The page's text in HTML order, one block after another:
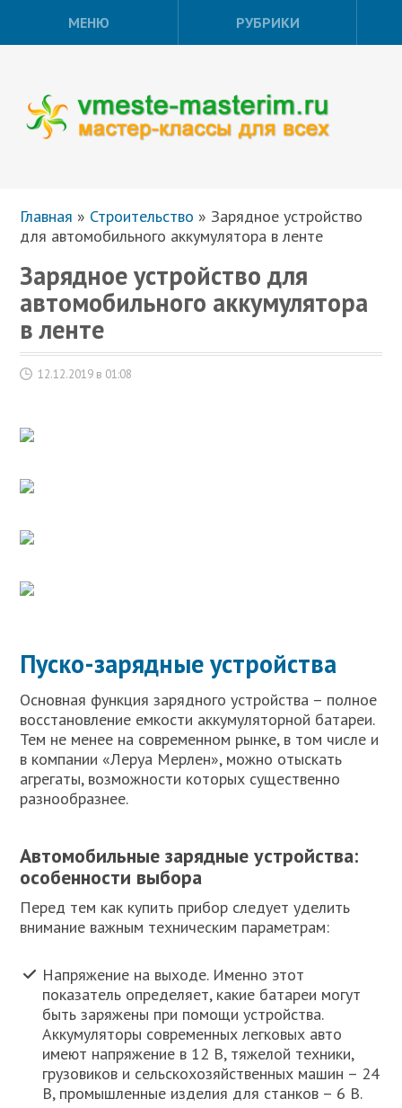
МЕНЮ РУБРИКИ
Главная » Строительство » Зарядное устройство
для автомобильного аккумулятора в ленте
Зарядное устройство для
автомобильного аккумулятора
в ленте
12.12.2019 в 01:08
Пуско-зарядные устройства
Основная функция зарядного устройства – полное
восстановление емкости аккумуляторной батареи.
Тем не менее на современном рынке, в том числе и
в компании «Леруа Мерлен», можно отыскать
агрегаты, возможности которых существенно
разнообразнее.
Автомобильные зарядные устройства:
особенности выбора
Перед тем как купить прибор следует уделить
внимание важным техническим параметрам:
Напряжение на выходе. Именно этот
показатель определяет, какие батареи могут
быть заряжены при помощи устройства.
Аккумуляторы современных легковых авто
имеют напряжение в 12 В, тяжелой техники,
грузовиков и сельскохозяйственных машин – 24
В, промышленные изделия для станков – 6 В.